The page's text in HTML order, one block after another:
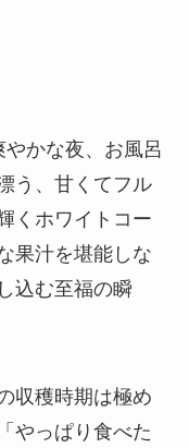
かな夜、お風呂
う、甘くてフル
くホワイトコー
果汁を堪能しな
込む至福の瞬
収穫時期は極め
やっぱり食べた